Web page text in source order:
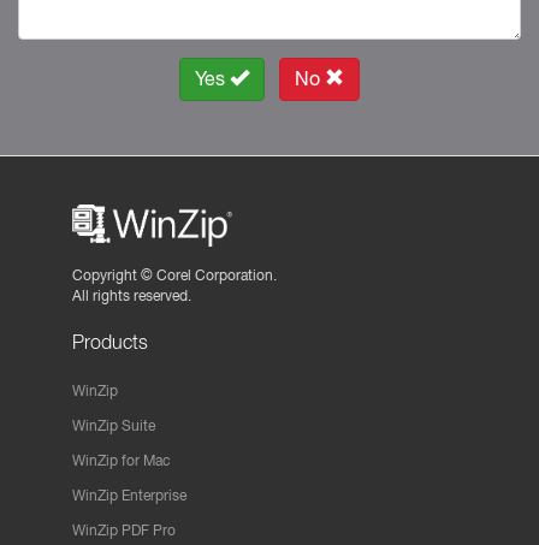
Yes No
Copyright © Corel Corporation.
All rights reserved.
Products
WinZip
WinZip Suite
WinZip for Mac
WinZip Enterprise
WinZip PDF Pro